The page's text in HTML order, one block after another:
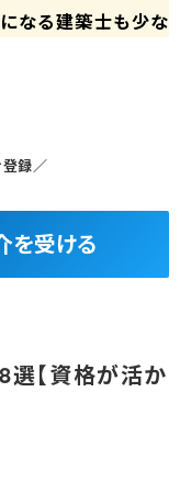
なる建築士も少な
登録／
を受ける
【資格が活か